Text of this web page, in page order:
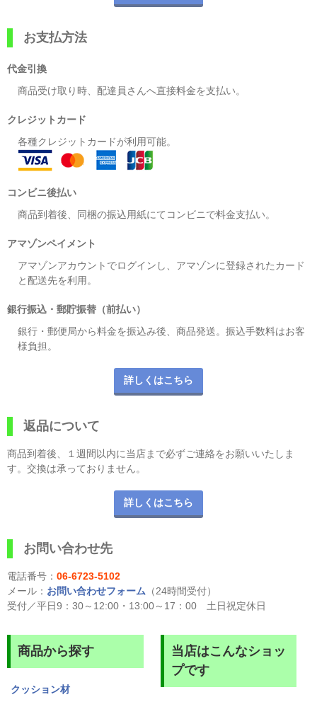
お支払方法
代金引換
商品受け取り時、配達員さんへ直接料金を支払い。
クレジットカード
各種クレジットカードが利用可能。
コンビニ後払い
商品到着後、同梱の振込用紙にてコンビニで料金支払い。
アマゾンペイメント
アマゾンアカウントでログインし、アマゾンに登録されたカード
と配送先を利用。
銀行振込・郵貯振替（前払い）
銀行・郵便局から料金を振込み後、商品発送。振込手数料はお客
様負担。
詳しくはこちら
返品について
商品到着後、１週間以内に当店まで必ずご連絡をお願いいたしま
す。交換は承っておりません。
詳しくはこちら
お問い合わせ先
電話番号： 06-6723-5102
メール： お問い合わせフォーム （24時間受付）
受付／平日9：30～12:00・13:00～17：00 土日祝定休日
商品から探す
クッション材
当店はこんなショッ
プです